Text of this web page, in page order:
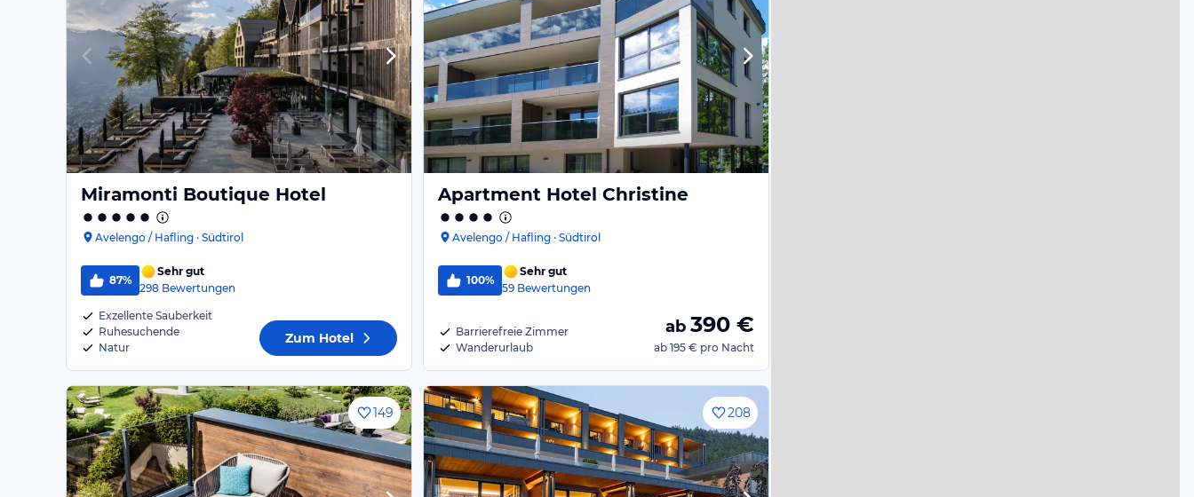
Miramonti Boutique Hotel
Avelengo / Hafling · Südtirol
87%
Sehr gut
298 Bewertungen
Exzellente Sauberkeit
Ruhesuchende
Natur
Zum Hotel
Apartment Hotel Christine
Avelengo / Hafling · Südtirol
100%
Sehr gut
59 Bewertungen
Barrierefreie Zimmer
Wanderurlaub
ab 390 €
ab 195 € pro Nacht
149 208